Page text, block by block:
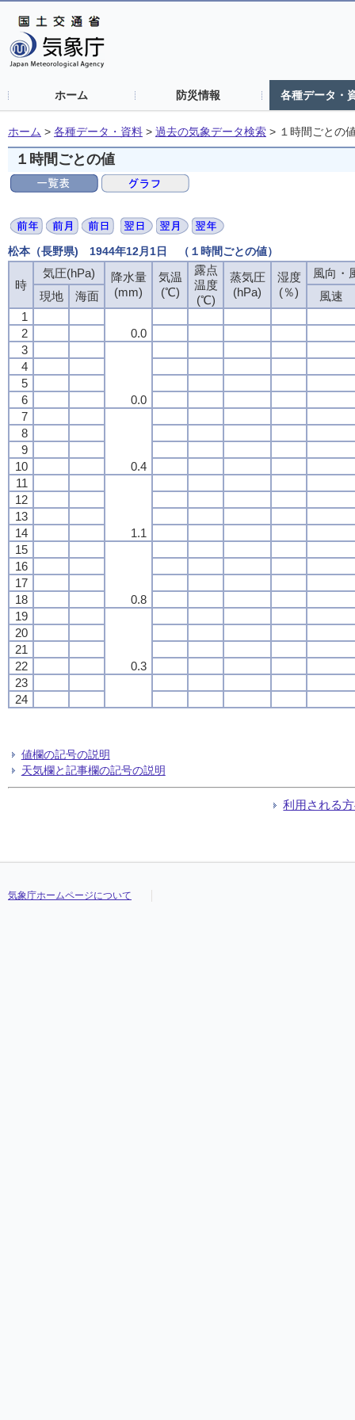
ホーム 防災情報 各種データ・
ホーム > 各種データ・資料 > 過去の気象データ検索 > １時間ごとの
１時間ごとの値
松本（長野県) 1944年12月1日 （１時間ごとの値）
時
気圧(hPa)
降水量
(mm)
気温
(℃)
露点
温度
(℃)
蒸気圧
(hPa)
湿度
(％)
風向・
現地
海面
風速
1
0.0
2
3
0.0
4
5
6
7
0.4
8
9
10
11
1.1
12
13
14
15
0.8
16
17
18
19
0.3
20
21
22
23
24
値欄の記号の説明
天気欄と記事欄の記号の説明
利用される
気象庁ホームページについて